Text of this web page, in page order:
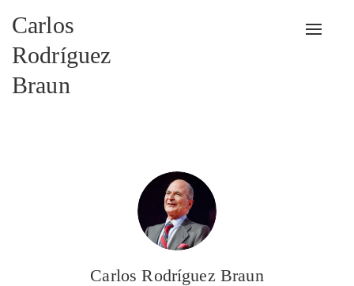
Carlos
Rodríguez
Braun
Carlos Rodríguez Braun